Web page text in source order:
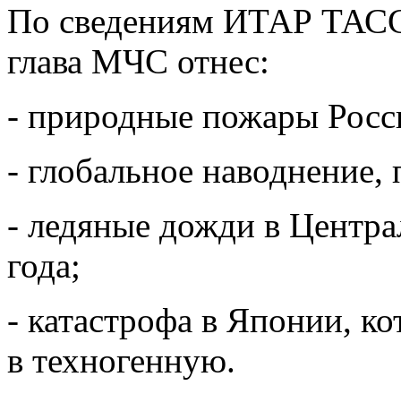
По сведениям ИТАР
глава МЧС отнес:
- природные пожары
- глобальное
- ледяные дожди в
года;
- катастрофа в Японии,
в техногенную.